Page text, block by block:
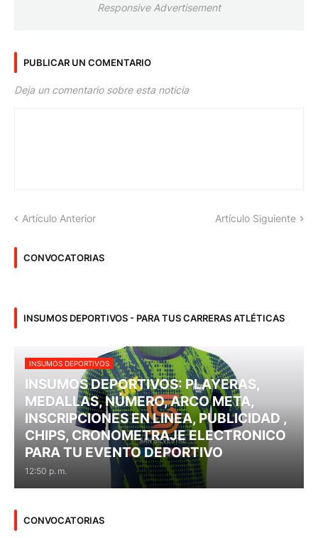
Responsive Advertisement
PUBLICAR UN COMENTARIO
Deja un comentario sobre esta noticia
Artículo Anterior Artículo Siguiente
CONVOCATORIAS
INSUMOS DEPORTIVOS - PARA TUS CARRERAS ATLÉTICAS
INSUMOS DEPORTIVOS
INSUMOS DEPORTIVOS: PLAYERAS,
MEDALLAS, NÚMERO, ARCO META,
INSCRIPCIONES EN LINEA, PUBLICIDAD ,
CHIPS, CRONOMETRAJE ELECTRONICO
PARA TU EVENTO DEPORTIVO
12:50 p. m.
CONVOCATORIAS